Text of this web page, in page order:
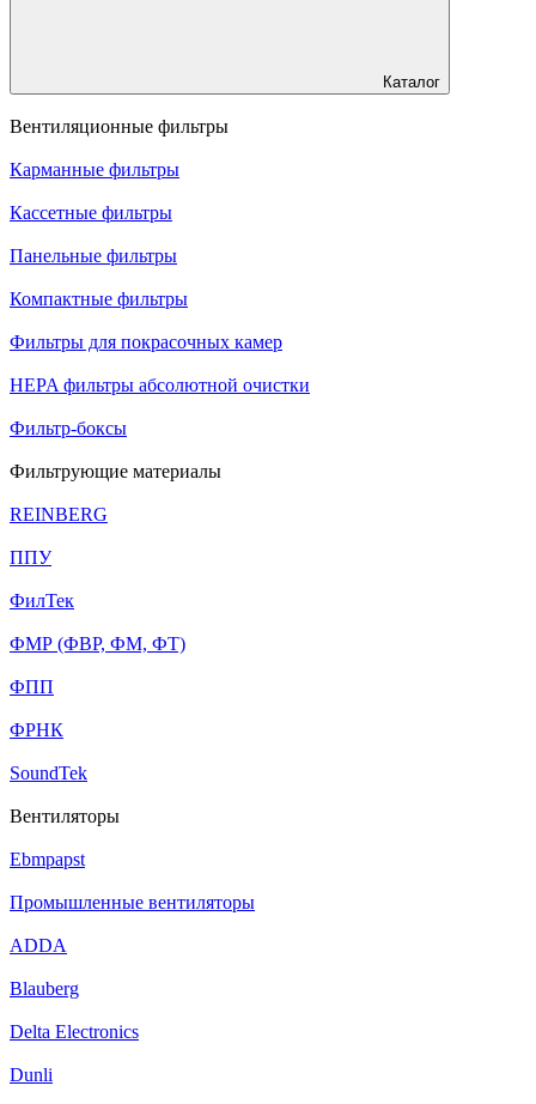
Каталог
Вентиляционные фильтры
Карманные фильтры
Кассетные фильтры
Панельные фильтры
Компактные фильтры
Фильтры для покрасочных камер
HEPA фильтры абсолютной очистки
Фильтр-боксы
Фильтрующие материалы
REINBERG
ППУ
ФилТек
ФМР (ФВР, ФМ, ФТ)
ФПП
ФРНК
SoundTek
Вентиляторы
Ebmpapst
Промышленные вентиляторы
ADDA
Blauberg
Delta Electronics
Dunli